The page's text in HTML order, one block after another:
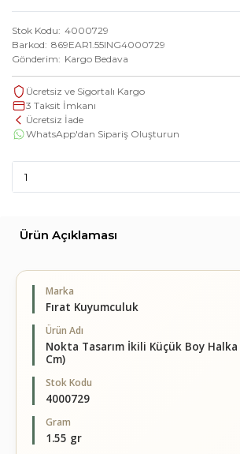
Stok Kodu 4000729
Barkod 869EAR1.55ING4000729
Gönderim
Kargo Bedava
Ücretsiz ve Sigortalı Kargo
3 Taksit İmkanı
Ücretsiz İade
WhatsApp'dan Sipariş Oluşturun
Ürün Açıklaması
Marka
Fırat Kuyumculuk
Ürün Adı
Nokta Tasarım İkili Küçük Boy
Cm)
Stok Kodu
4000729
Gram
1.55 gr